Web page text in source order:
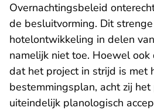
Overnachtingsbeleid
de besluitvorming. Dit
hotelontwikkeling in delen
namelijk niet toe. Hoewel
dat het project in strijd is met
bestemmingsplan, acht zij het
uiteindelijk planologisch